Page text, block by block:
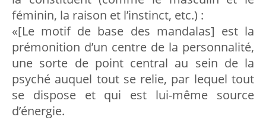
féminin, la raison et l’instinct, etc.) :
«[Le motif de base des mandalas] est la
prémonition d’un centre de la personnalité,
une sorte de point central au sein de la
psyché auquel tout se relie, par lequel tout
se dispose et qui est lui-même source
d’énergie.